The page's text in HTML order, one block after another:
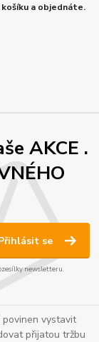
a objednáte.
AKCE .
se
newsletteru.
povinen vystavit
přijatou tržbu